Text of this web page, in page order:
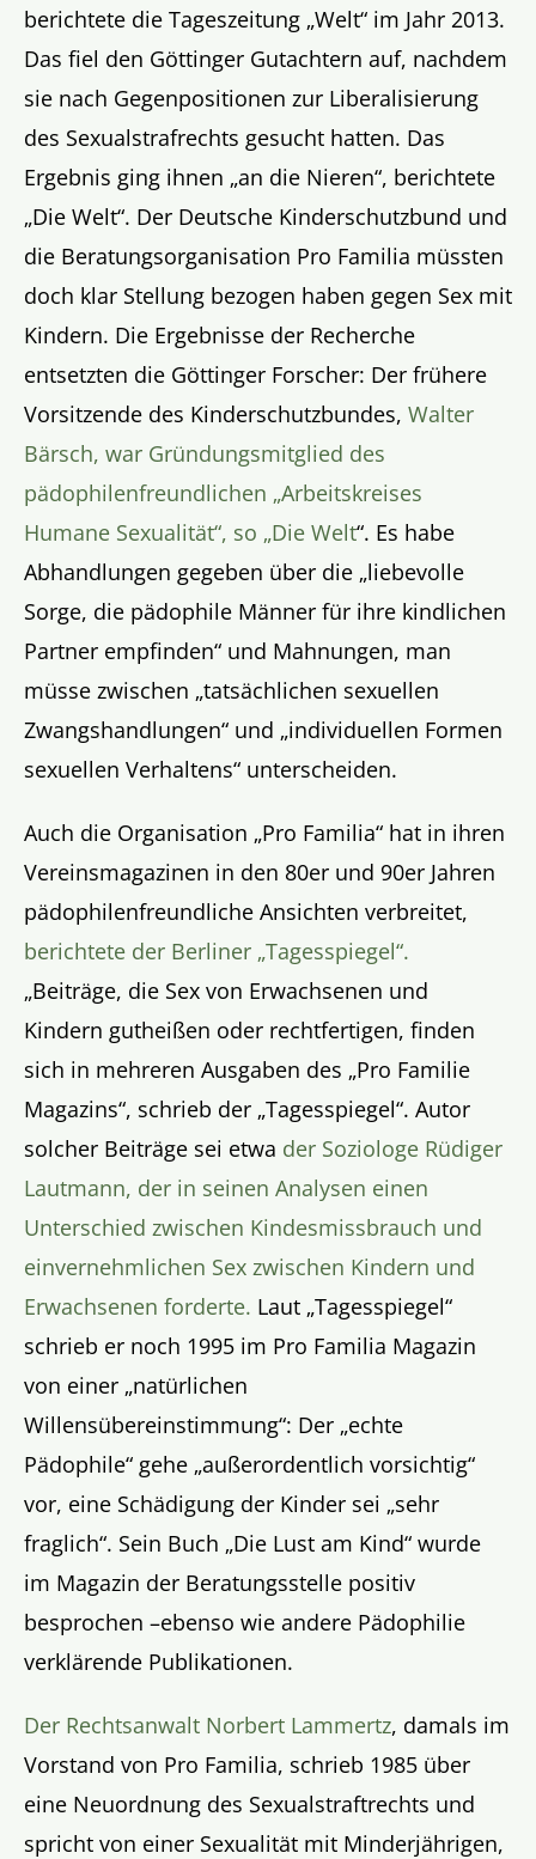
berichtete die Tageszeitung „Welt“ im Jahr 2013.
Das fiel den Göttinger Gutachtern auf, nachdem
sie nach Gegenpositionen zur Liberalisierung
des Sexualstrafrechts gesucht hatten. Das
Ergebnis ging ihnen „an die Nieren“, berichtete
„Die Welt“. Der Deutsche Kinderschutzbund und
die Beratungsorganisation Pro Familia müssten
doch klar Stellung bezogen haben gegen Sex mit
Kindern. Die Ergebnisse der Recherche
entsetzten die Göttinger Forscher: Der frühere
Vorsitzende des Kinderschutzbundes, Walter
Bärsch, war Gründungsmitglied des
pädophilenfreundlichen „Arbeitskreises
Humane Sexualität“, so „Die Welt“. Es habe
Abhandlungen gegeben über die „liebevolle
Sorge, die pädophile Männer für ihre kindlichen
Partner empfinden“ und Mahnungen, man
müsse zwischen „tatsächlichen sexuellen
Zwangshandlungen“ und „individuellen Formen
sexuellen Verhaltens“ unterscheiden.
Auch die Organisation „Pro Familia“ hat in ihren
Vereinsmagazinen in den 80er und 90er Jahren
pädophilenfreundliche Ansichten verbreitet,
berichtete der Berliner „Tagesspiegel“.
„Beiträge, die Sex von Erwachsenen und
Kindern gutheißen oder rechtfertigen, finden
sich in mehreren Ausgaben des „Pro Familie
Magazins“, schrieb der „Tagesspiegel“. Autor
solcher Beiträge sei etwa der Soziologe Rüdiger
Lautmann, der in seinen Analysen einen
Unterschied zwischen Kindesmissbrauch und
einvernehmlichen Sex zwischen Kindern und
Erwachsenen forderte. Laut „Tagesspiegel“
schrieb er noch 1995 im Pro Familia Magazin
von einer „natürlichen
Willensübereinstimmung“: Der „echte
Pädophile“ gehe „außerordentlich vorsichtig“
vor, eine Schädigung der Kinder sei „sehr
fraglich“. Sein Buch „Die Lust am Kind“ wurde
im Magazin der Beratungsstelle positiv
besprochen –ebenso wie andere Pädophilie
verklärende Publikationen.
Der Rechtsanwalt Norbert Lammertz, damals im
Vorstand von Pro Familia, schrieb 1985 über
eine Neuordnung des Sexualstraftrechts und
spricht von einer Sexualität mit Minderjährigen,